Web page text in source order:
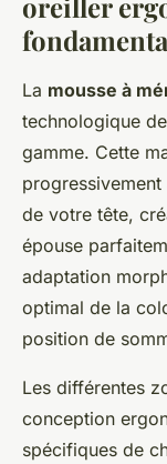
La mousse à
technologique
gamme. Cette
de votre tête,
épouse
adaptation
optimal de la
position de
Les différentes
conception
spécifiques de